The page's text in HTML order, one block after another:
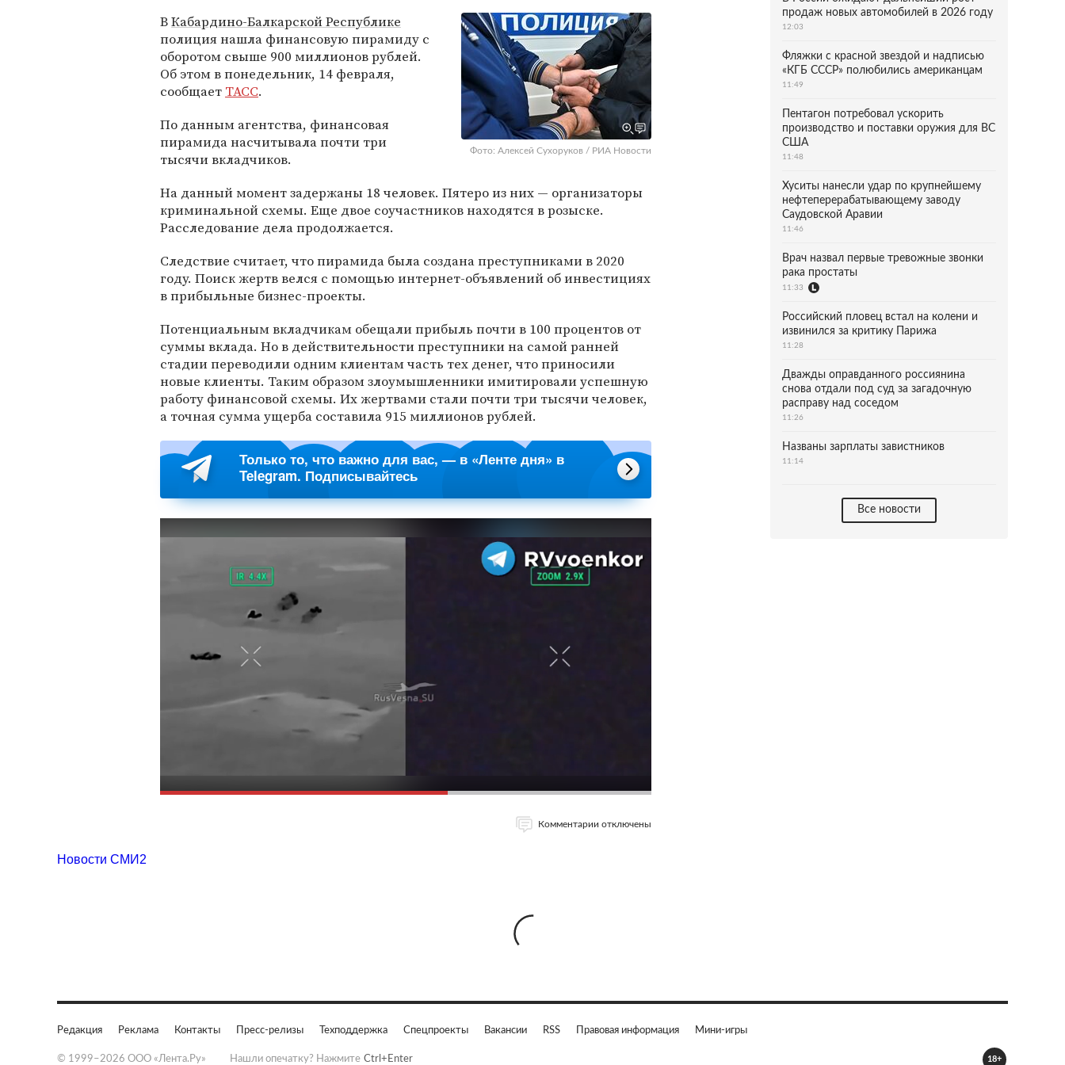
Фото: Алексей Сухоруков / РИА Новости
ВКабардино-Балкарской Республике
полиция нашла финансовую пирамиду с
оборотом свыше 900 миллионов рублей.
Об этом в понедельник, 14 февраля,
сообщает ТАСС.
По данным агентства, финансовая
пирамида насчитывала почти три
тысячи вкладчиков.
На данный момент задержаны 18 человек. Пятеро из них — организаторы
криминальной схемы. Еще двое соучастников находятся в розыске.
Расследование дела продолжается.
Следствие считает, что пирамида была создана преступниками в 2020
году. Поиск жертв велся с помощью интернет-объявлений об инвестициях
в прибыльные бизнес-проекты.
Потенциальным вкладчикам обещали прибыль почти в 100 процентов от
суммы вклада. Но в действительности преступники на самой ранней
стадии переводили одним клиентам часть тех денег, что приносили
новые клиенты. Таким образом злоумышленники имитировали успешную
работу финансовой схемы. Их жертвами стали почти три тысячи человек,
а точная сумма ущерба составила 915 миллионов рублей.
Только то, что важно для вас, — в «Ленте дня» в
Telegram. Подписывайтесь
Комментарии отключены
продаж новых автомобилей в 2026 году
12:03
Фляжки с красной звездой и надписью
«КГБ СССР» полюбились американцам
11:49
Пентагон потребовал ускорить
производство и поставки оружия для ВС
США
11:48
Хуситы нанесли удар по крупнейшему
нефтеперерабатывающему заводу
Саудовской Аравии
11:46
Врач назвал первые тревожные звонки
рака простаты
11:33
Российский пловец встал на колени и
извинился за критику Парижа
11:28
Дважды оправданного россиянина
снова отдали под суд за загадочную
расправу над соседом
11:26
Названы зарплаты завистников
11:14
Все новости
Новости СМИ2
Редакция Реклама Контакты Пресс-релизы Техподдержка Спецпроекты Вакансии RSS Правовая информация Мини-игры
© 1999–2026 ООО «Лента.Ру» Нашли опечатку? Нажмите Ctrl+Enter 18+